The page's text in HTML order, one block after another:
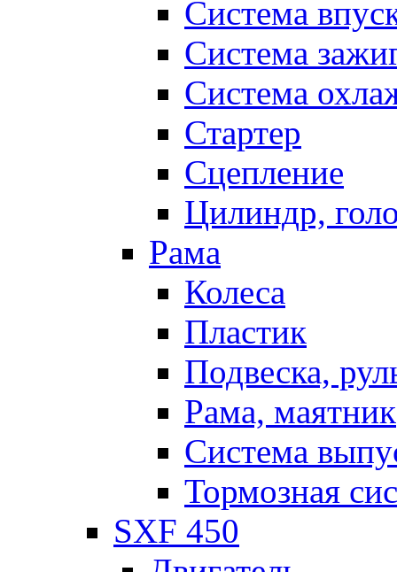
Система
Система
Система
Стартер
Сцепление
Цилиндр,
Рама
Колеса
Пластик
Подвеска,
Рама, маятник
Система
Тормозная
SXF 450